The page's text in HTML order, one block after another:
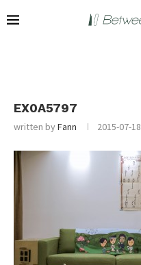
EX0A5797
written byFann 2015-07-18